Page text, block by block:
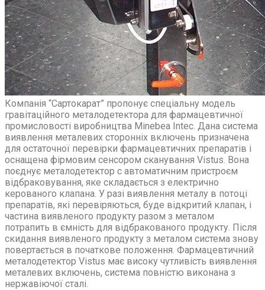
Компанія “Сартокарат” пропонує спеціальну модель
гравітаційного металодетектора для фармацевтичної
промисловості виробництва Minebea Intec. Дана система
виявлення металевих сторонніх включень призначена
для остаточної перевірки фармацевтичних препаратів і
оснащена фірмовим сенсором сканування Vistus. Вона
поєднує металодетектор c автоматичним пристроєм
відбраковування, яке складається з електрично
керованого клапана. У разі виявлення металу в потоці
препаратів, які перевіряються, буде відкритий клапан, і
частина виявленого продукту разом з металом
потрапить в ємність для відбракованого продукту. Після
скидання виявленого продукту з металом система знову
повертається в початкове положення. Фармацевтичний
металодетектор Vistus має високу чутливість виявлення
металевих включень, система повністю виконана з
нержавіючої сталі.